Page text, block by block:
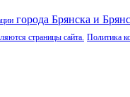
города Брянска и
страницы сайта. Политика